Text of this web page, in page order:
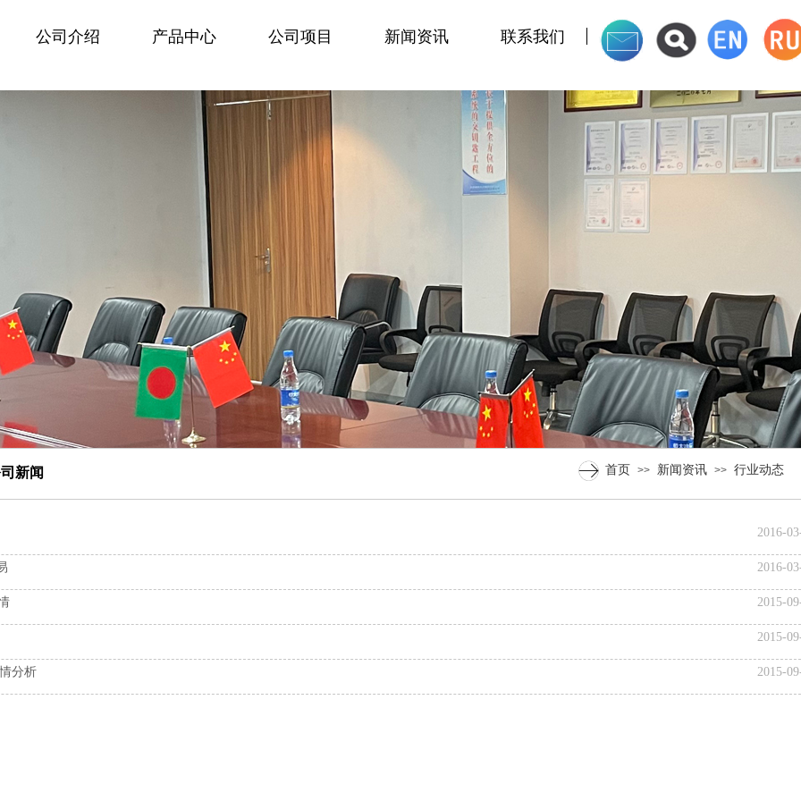
公司介绍 产品中心 公司项目 新闻资讯 联系我们
首页 >> 新闻资讯 >> 行业动态
新闻
2016-
2016-
2015-
2015-
分析 2015-